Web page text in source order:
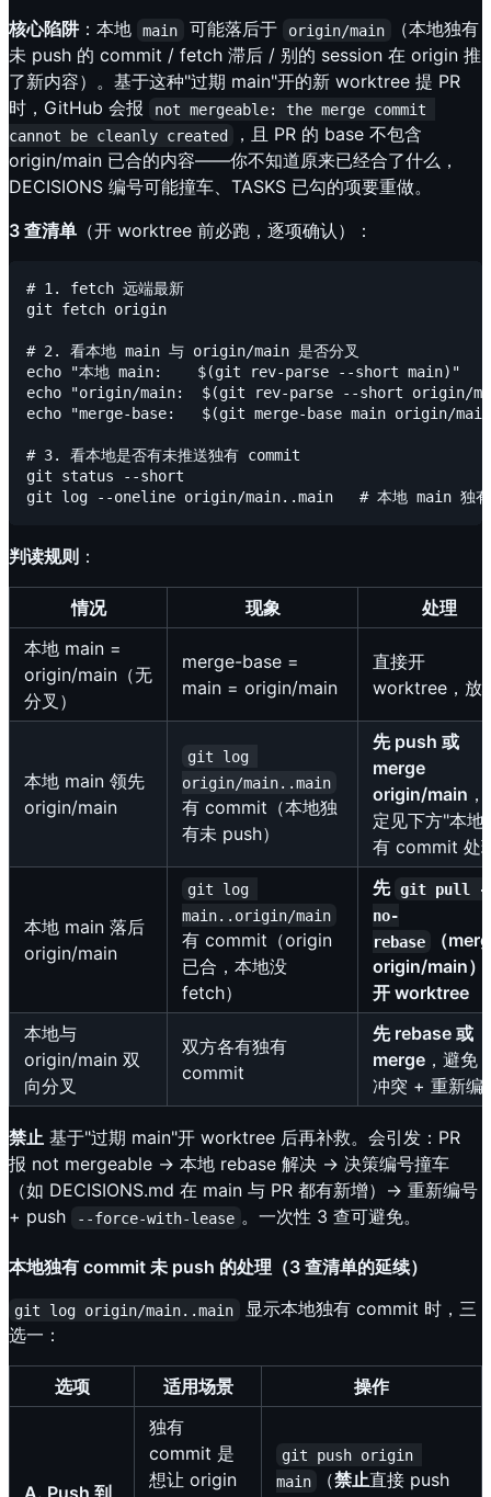
核心陷阱：本地 main 可能落后于 origin/main
（本地独有
未 push 的 commit / fetch 滞后 / 别的 session 在 origin 推
了新内容）。基于这种"过期 main"开的新 worktree 提 PR
时，GitHub 会报
not mergeable: the merge commit
cannot be cleanly created
，且 PR 的 base 不包含
origin/main 已合的内容——你不知道原来已经合了什么，
DECISIONS 编号可能撞车、TASKS 已勾的项要重做。
3 查清单 （开 worktree 前必跑，逐项确认）：
# 1. fetch 远端最新
git fetch origin
# 2. 看本地 main 与 origin/main 是否分叉
echo "本地 main:    $(git rev-parse --short main)"
echo "origin/main:  $(git rev-parse --short origin/
echo "merge-base:   $(git merge-base main origin/
# 3. 看本地是否有未推送独有 commit
git status --short
判读规则 ：
情况 现象
处理
本地 main =
origin/main（无
分叉）
merge-base =
main = origin/main
直接开
worktree，放
本地 main 领先
origin/main
git log
origin/main..main
有 commit（本地独
有未 push）
先 push 或
merge
origin/main
定见下方"本地
有 commit 处
本地 main 落后
origin/main
git log
main..origin/main
有 commit（origin
已合，本地没
fetch）
先 git pull
no-
rebase
（
origin/main）
开 worktree
本地与
origin/main 双
向分叉
双方各有独有
commit
先 rebase 或
merge ，避免
冲突 + 重新编
禁止 基于"过期 main"开 worktree 后再补救。会引发：PR
报 not mergeable → 本地 rebase 解决 → 决策编号撞车
（如 DECISIONS.md 在 main 与 PR 都有新增）→ 重新编号
+ push
--force-with-lease 。一次性 3 查可避免。
本地独有 commit 未 push 的处理（3 查清单的延续）
git log origin/main..main
显示本地独有 commit 时，三
选一：
选项 适用场景 操作
独有
commit 是
想让 origin
git push origin
main
（禁止直接 push